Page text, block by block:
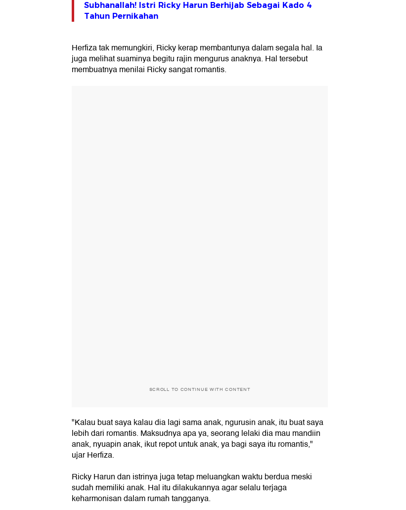
Subhanallah! Istri Ricky Harun Berhijab Sebagai Kado 4
Tahun Pernikahan
Herfiza tak memungkiri, Ricky kerap membantunya dalam segala hal. Ia
juga melihat suaminya begitu rajin mengurus anaknya. Hal tersebut
membuatnya menilai Ricky sangat romantis.
SCROLL TO CONTINUE WITH CONTENT
"Kalau buat saya kalau dia lagi sama anak, ngurusin anak, itu buat saya
lebih dari romantis. Maksudnya apa ya, seorang lelaki dia mau mandiin
anak, nyuapin anak, ikut repot untuk anak, ya bagi saya itu romantis,"
ujar Herfiza.
Ricky Harun dan istrinya juga tetap meluangkan waktu berdua meski
sudah memiliki anak. Hal itu dilakukannya agar selalu terjaga
keharmonisan dalam rumah tangganya.